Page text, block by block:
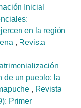
Inicial
en la región
, Revista
de un pueblo: la
, Revista
Primer